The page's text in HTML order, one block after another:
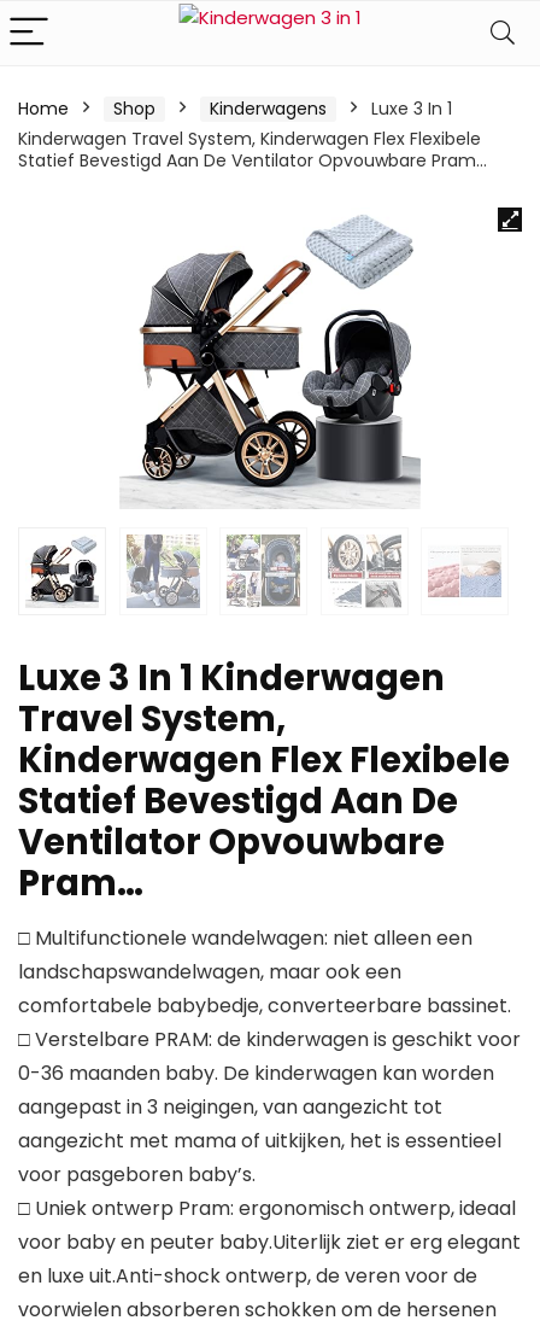
Home Shop Kinderwagens
Luxe 3 In 1
Kinderwagen Travel System, Kinderwagen Flex Flexibele
Statief Bevestigd Aan De Ventilator Opvouwbare Pram…
Luxe 3 In 1 Kinderwagen
Travel System,
Kinderwagen Flex Flexibele
Statief Bevestigd Aan De
Ventilator Opvouwbare
Pram…
□ Multifunctionele wandelwagen: niet alleen een
landschapswandelwagen, maar ook een
comfortabele babybedje, converteerbare bassinet.
□ Verstelbare PRAM: de kinderwagen is geschikt voor
0-36 maanden baby. De kinderwagen kan worden
aangepast in 3 neigingen, van aangezicht tot
aangezicht met mama of uitkijken, het is essentieel
voor pasgeboren baby’s.
□ Uniek ontwerp Pram: ergonomisch ontwerp, ideaal
voor baby en peuter baby.Uiterlijk ziet er erg elegant
en luxe uit.Anti-shock ontwerp, de veren voor de
voorwielen absorberen schokken om de hersenen